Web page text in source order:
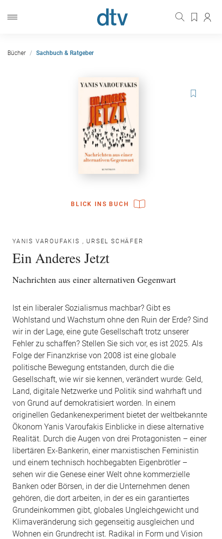
Bücher Sachbuch & Ratgeber
BLICK INS BUCH
YANIS VAROUFAKIS , URSEL SCHÄFER
Ein Anderes Jetzt
Nachrichten aus einer alternativen Gegenwart
Ist ein liberaler Sozialismus machbar? Gibt es
Wohlstand und Wachstum ohne den Ruin der Erde? Sind
wir in der Lage, eine gute Gesellschaft trotz unserer
Fehler zu schaffen? Stellen Sie sich vor, es ist 2025. Als
Folge der Finanzkrise von 2008 ist eine globale
politische Bewegung entstanden, durch die die
Gesellschaft, wie wir sie kennen, verändert wurde: Geld,
Land, digitale Netzwerke und Politik sind wahrhaft und
von Grund auf demokratisiert worden. In einem
originellen Gedankenexperiment bietet der weltbekannte
Ökonom Yanis Varoufakis Einblicke in diese alternative
Realität. Durch die Augen von drei Protagonisten – einer
libertären Ex-Bankerin, einer marxistischen Feministin
und einem technisch hochbegabten Eigenbrötler –
sehen wir die Genese einer Welt ohne kommerzielle
Banken oder Börsen, in der die Unternehmen denen
gehören, die dort arbeiten, in der es ein garantiertes
Grundeinkommen gibt, globales Ungleichgewicht und
Klimaveränderung sich gegenseitig ausgleichen und
Wohnen ein Grundrecht ist. Radikal in Form und Vision